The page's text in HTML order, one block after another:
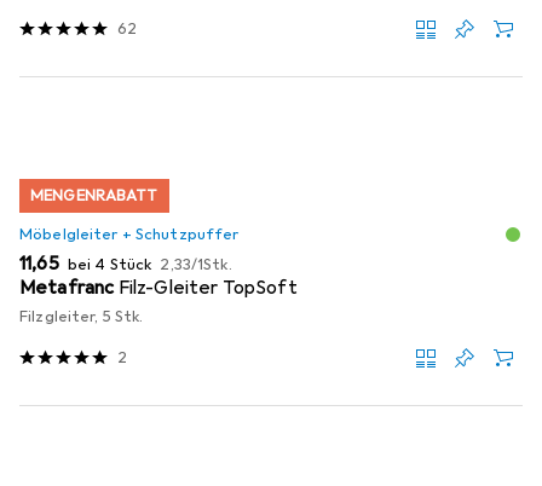
62
MENGENRABATT
Möbelgleiter + Schutzpuffer
EUR
11,65 bei 4 Stück EUR
2,33/1Stk.
Metafranc Filz-Gleiter TopSoft
Filzgleiter, 5 Stk.
2